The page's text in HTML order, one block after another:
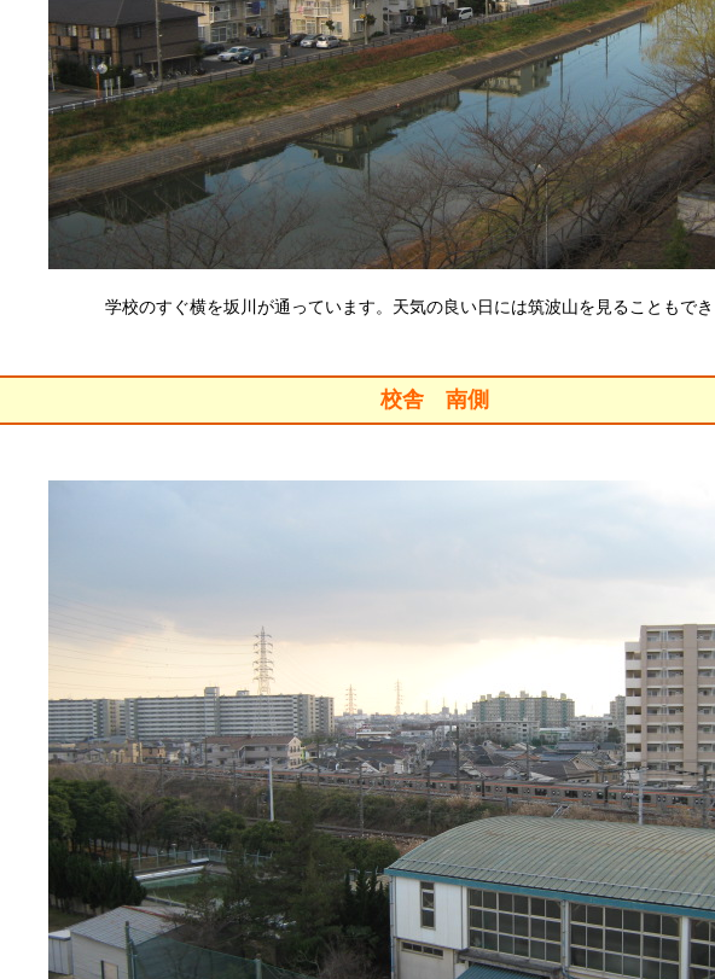
学校のすぐ横を坂川が通っています。天気の良い日には筑波山を見ることもでき
校舎 南側